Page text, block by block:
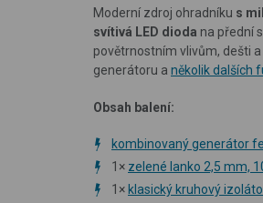
Moderní zdroj ohradníku s
svítivá LED dioda na přední
povětrnostním vlivům, dešti a
generátoru a několik dalších
Obsah balení:
kombinovaný generátor
1× zelené lanko 2,5 mm,
1×klasický kruhový